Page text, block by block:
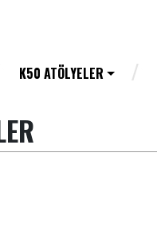
K50 ATÖLYELER